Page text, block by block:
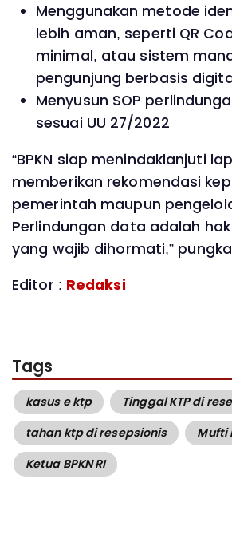
Menggunakan metode
lebih aman, seperti QR
minimal, atau sistem
pengunjung berbasis
Menyusun SOP
sesuai UU 27/2022
“BPKN siap menindaklanjuti
memberikan rekomendasi
pemerintah maupun
Perlindungan data adalah
yang wajib dihormati,”
Editor : Redaksi
Tags
kasus e ktp
Tinggal KTP di
tahan ktp di resepsionis
Mufti
Ketua BPKN RI